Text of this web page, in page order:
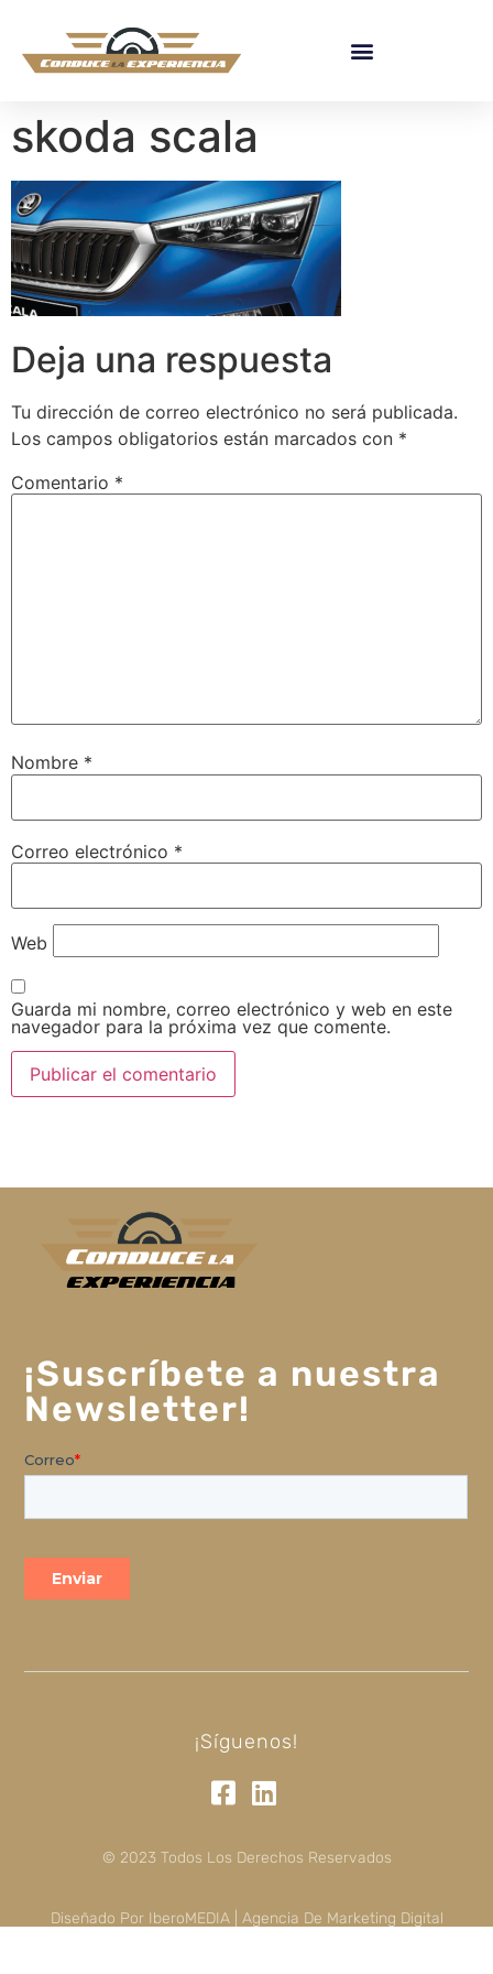
skoda scala
Deja una respuesta
Tu dirección de correo electrónico no será publicada.
Los campos obligatorios están marcados con *
Comentario *
Nombre *
Correo electrónico *
Web
Guarda mi nombre, correo electrónico y web en este
navegador para la próxima vez que comente.
¡Suscríbete a nuestra
Newsletter!
¡Síguenos!
© 2023 Todos Los Derechos Reservados
Diseñado Por IberoMEDIA | Agencia De Marketing Digital